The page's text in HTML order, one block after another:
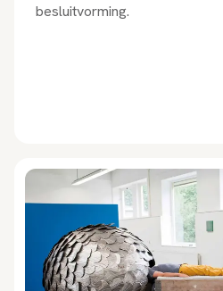
besluitvorming.